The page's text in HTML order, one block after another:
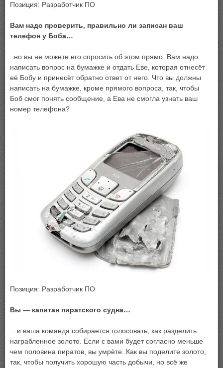
Позиция: Разработчик ПО
Вам надо проверить, правильно ли записан ваш
телефон у Боба…
..но вы не можете его спросить об этом прямо. Вам надо
написать вопрос на бумажке и отдать Еве, которая отнесёт
её Бобу и принесёт обратно ответ от него. Что вы должны
написать на бумажке, кроме прямого вопроса, так, чтобы
Боб смог понять сообщение, а Ева не смогла узнать ваш
номер телефона?
Позиция: Разработчик ПО
Вы — капитан пиратского судна…
…и ваша команда собирается голосовать, как разделить
награбленное золото. Если с вами будет согласно меньше
чем половина пиратов, вы умрёте. Как вы поделите золото,
так, чтобы получить хорошую часть добычи, но всё же